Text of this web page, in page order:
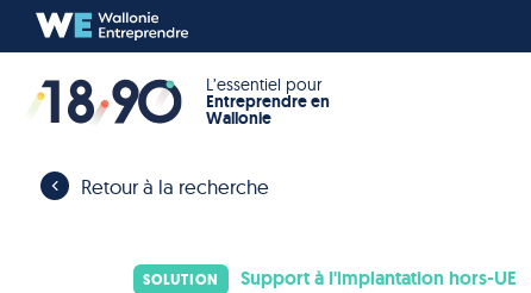
L’essentiel pour
Entreprendre en
Wallonie
Retour à la recherche
SOLUTION Support à l'implantation hors-UE